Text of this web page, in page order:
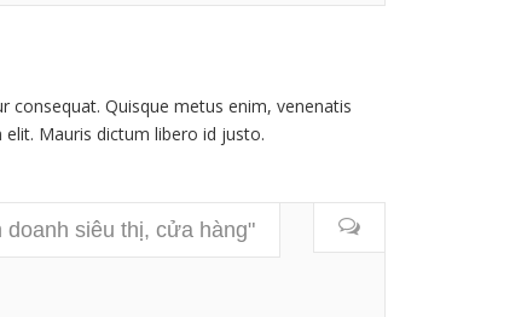
consequat. Quisque metus enim, venenatis
Mauris dictum libero id justo.
doanh siêu thị, cửa hàng"